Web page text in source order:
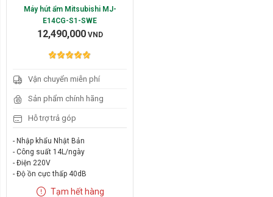
Máy hút ẩm Mitsubishi MJ-
E14CG-S1-SWE
12,490,000 VND
Vận chuyển miễn phí
Sản phẩm chính hãng
Hỗ trợ trả góp
- Nhập khẩu Nhật Bản
- Công suất 14L/ngày
- Điện 220V
- Độ ồn cực thấp 40dB
Tạm hết hàng